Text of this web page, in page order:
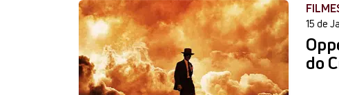
15 de
do